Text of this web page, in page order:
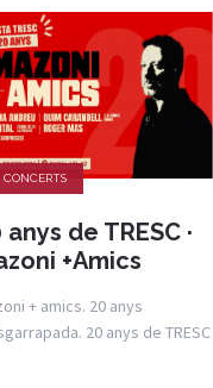
CONCERTS
anys de TRESC ·
+Amics
+ amics. 20 anys
20 anys de TRESC